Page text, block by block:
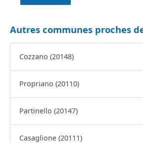
Autres communes proches
Cozzano (20148)
Propriano (20110)
Partinello (20147)
Casaglione (20111)